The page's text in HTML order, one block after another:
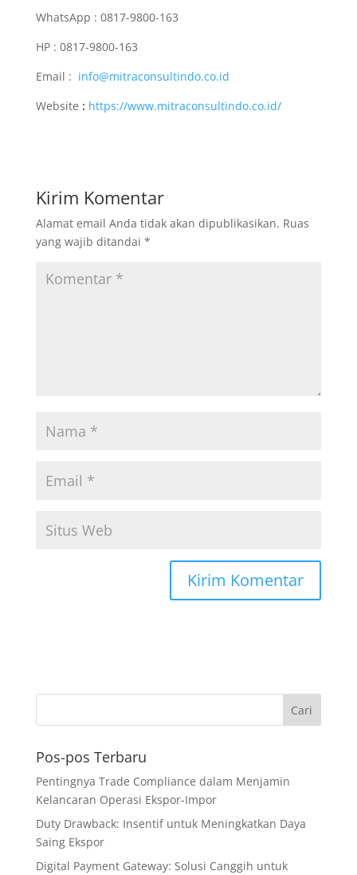
WhatsApp : 0817-9800-163
HP : 0817-9800-163
Email : info@mitraconsultindo.co.id
Website : https://www.mitraconsultindo.co.id/
Kirim Komentar
Alamat email Anda tidak akan dipublikasikan. Ruas
yang wajib ditandai *
Pos-pos Terbaru
Pentingnya Trade Compliance dalam Menjamin
Kelancaran Operasi Ekspor-Impor
Duty Drawback: Insentif untuk Meningkatkan Daya
Saing Ekspor
Digital Payment Gateway: Solusi Canggih untuk